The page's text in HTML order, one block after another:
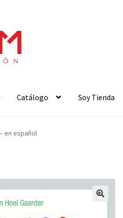
Catálogo Soy Tienda
en español